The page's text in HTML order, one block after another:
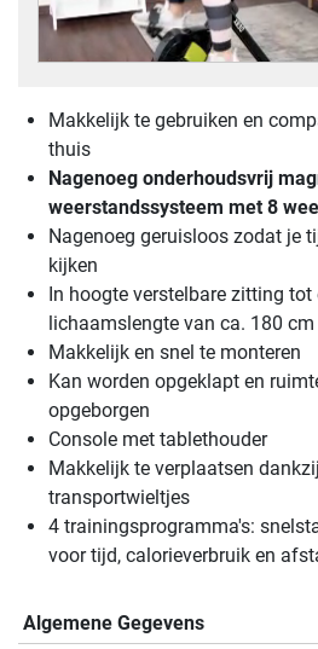
Makkelijk te gebruiken en
thuis
Nagenoeg onderhoudsvrij
weerstandssysteem met 8
Nagenoeg geruisloos zodat je
kijken
In hoogte verstelbare zitting tot
lichaamslengte van ca. 180 cm
Makkelijk en snel te monteren
Kan worden opgeklapt en
opgeborgen
Console met tablethouder
Makkelijk te verplaatsen
transportwieltjes
4 trainingsprogramma's:
voor tijd, calorieverbruik en
Algemene Gegevens